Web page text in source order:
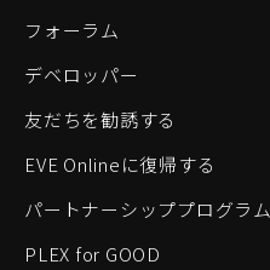
フォーラム
デベロッパー
友だちを勧誘する
EVE Onlineに復帰する
パートナーシッププログラム
PLEX for GOOD